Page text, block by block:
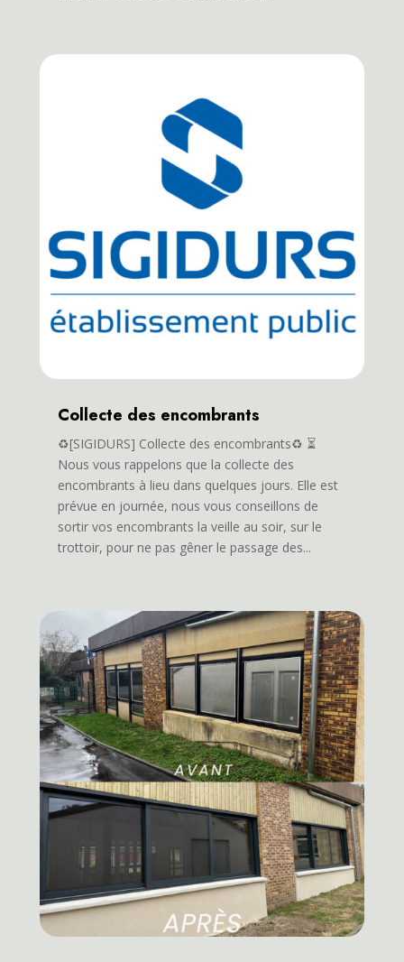
Collecte des encombrants
♻️[SIGIDURS] Collecte des encombrants♻️ ⏳
Nous vous rappelons que la collecte des
encombrants à lieu dans quelques jours. Elle est
prévue en journée, nous vous conseillons de
sortir vos encombrants la veille au soir, sur le
trottoir, pour ne pas gêner le passage des...